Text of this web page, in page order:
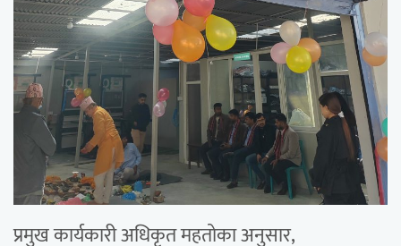
प्रमुख कार्यकारी अधिकृत महतोका अनुसार,